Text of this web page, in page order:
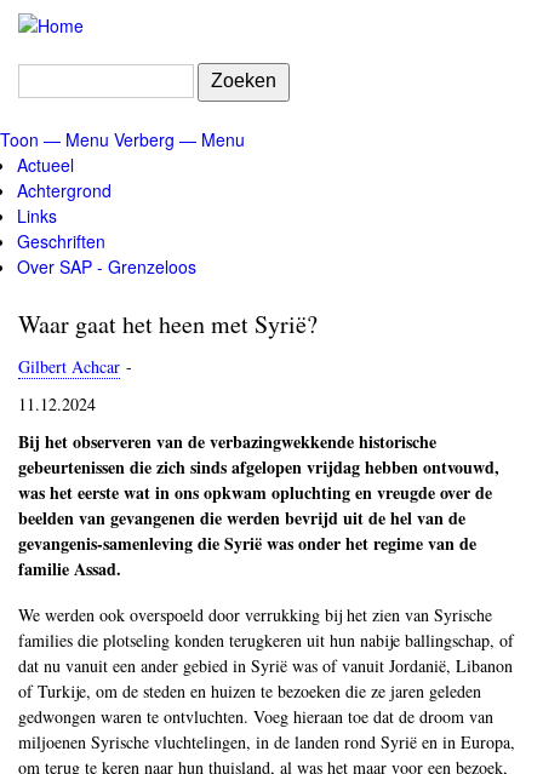
Overslaan
naar
gaan
Zoeken
Menu
Toon — Menu Verberg — Menu
Actueel
Achtergrond
Links
Geschriften
Over SAP - Grenzeloos
Waar gaat het heen met Syrië?
Gilbert Achcar -
11.12.2024
Bij het observeren van de verbazingwekkende historische
gebeurtenissen die zich sinds afgelopen vrijdag hebben ontvouwd,
was het eerste wat in ons opkwam opluchting en vreugde over de
beelden van gevangenen die werden bevrijd uit de hel van de
gevangenis-samenleving die Syrië was onder het regime van de
familie Assad.
We werden ook overspoeld door verrukking bij het zien van Syrische
families die plotseling konden terugkeren uit hun nabije ballingschap, of
dat nu vanuit een ander gebied in Syrië was of vanuit Jordanië, Libanon
of Turkije, om de steden en huizen te bezoeken die ze jaren geleden
gedwongen waren te ontvluchten. Voeg hieraan toe dat de droom van
miljoenen Syrische vluchtelingen, in de landen rond Syrië en in Europa,
om terug te keren naar hun thuisland, al was het maar voor een bezoek,